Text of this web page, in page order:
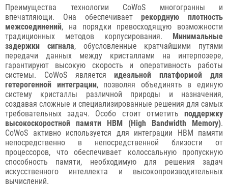
Преимущества технологии CoWoS многогранны и
впечатляющи. Она обеспечиваетрекордную плотность
межсоединений, на порядки превосходящую возможности
традиционных методов корпусирования.
Минимальные
задержки сигнала, обусловленные кратчайшими путями
передачи данных между кристаллами на интерпозере,
гарантируют высокую скорость и оперативность работы
системы. CoWoS являетсяидеальной платформой для
гетерогенной интеграции, позволяя объединять в единую
систему кристаллы различной природы и назначения,
создавая сложные и специализированные решения для самых
требовательных задач. Особо стоит отметить поддержку
высокоскоростной памяти HBM (High Bandwidth Memory).
CoWoS активно используется для интеграции HBM памяти
непосредственно в непосредственной близости от
процессоров, что обеспечивает колоссальную пропускную
способность памяти, необходимую для решения задач
искусственного интеллекта и высокопроизводительных
вычислений.